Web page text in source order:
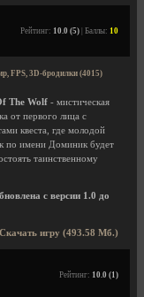
Рейтинг: 10.0 (5) | Баллы: 10
FPS, 3D-бродилки (4015)
The Wolf - мистическая
от первого лица с
квеста, где молодой
по имени Доминик будет
таинственному
с версии 1.0 до
Скачать игру (493.58 Мб.)
Рейтинг: 10.0 (1)